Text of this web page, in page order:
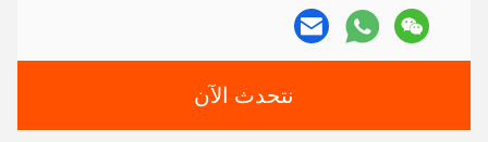
نتحدث الآن